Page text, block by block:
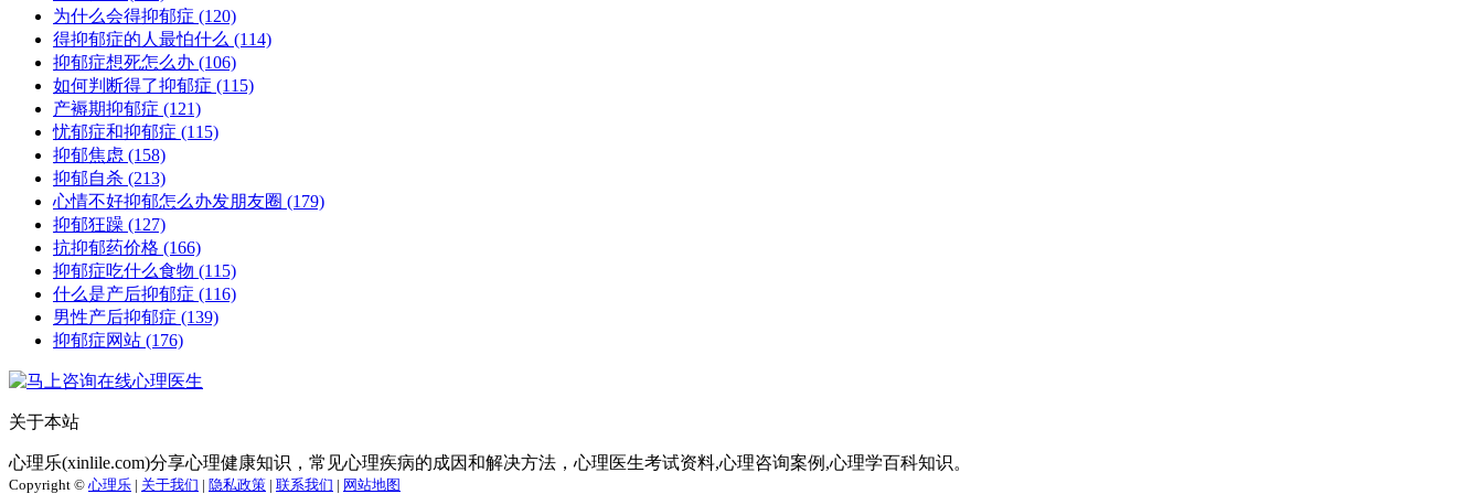
为什么会得抑郁症 (120)
得抑郁症的人最怕什么 (114)
抑郁症想死怎么办 (106)
如何判断得了抑郁症 (115)
产褥期抑郁症 (121)
忧郁症和抑郁症 (115)
抑郁焦虑 (158)
抑郁自杀 (213)
心情不好抑郁怎么办发朋友圈 (179)
抑郁狂躁 (127)
抗抑郁药价格 (166)
抑郁症吃什么食物 (115)
什么是产后抑郁症 (116)
男性产后抑郁症 (139)
抑郁症网站 (176)
关于本站
心理乐(xinlile.com)分享心理健康知识，常见心理疾病的成因和解决方法，心理医生考试资料,心理咨询案例,心理学百科知识。
Copyright © 心理乐 | 关于我们 | 隐私政策 | 联系我们 | 网站地图